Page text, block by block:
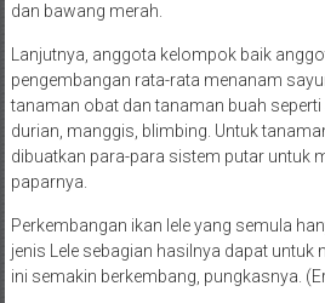
dan bawang merah.
Lanjutnya, anggota kelompok baik
pengembangan rata-rata menanam
tanaman obat dan tanaman buah
durian, manggis, blimbing. Untuk
dibuatkan para-para sistem putar untuk
paparnya.
Perkembangan ikan lele yang semula
jenis Lele sebagian hasilnya dapat untuk
ini semakin berkembang, pungkasnya.